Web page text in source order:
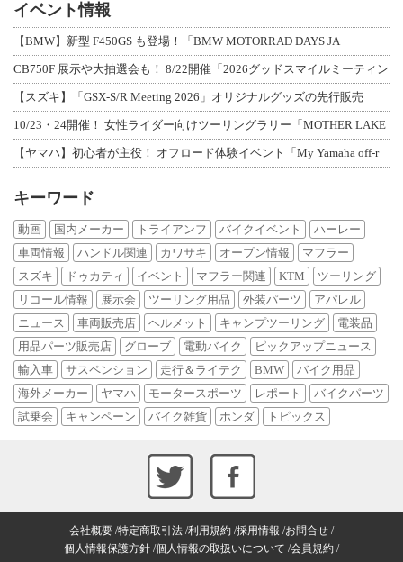
イベント情報
【BMW】新型 F450GS も登場！「BMW MOTORRAD DAYS JA
CB750F 展示や大抽選会も！ 8/22開催「2026グッドスマイルミーティン
【スズキ】「GSX-S/R Meeting 2026」オリジナルグッズの先行販売
10/23・24開催！ 女性ライダー向けツーリングラリー「MOTHER LAKE
【ヤマハ】初心者が主役！ オフロード体験イベント「My Yamaha off-r
キーワード
動画 国内メーカー トライアンフ バイクイベント
ハーレー
車両情報
ハンドル関連 カワサキ オープン情報
マフラー
スズキ
ドゥカティ イベント マフラー関連 KTM
ツーリング
リコール情報
展示会 ツーリング用品 外装パーツ
アパレル
ニュース
車両販売店 ヘルメット キャンプツーリング
電装品
用品パーツ販売店
グローブ 電動バイク
ピックアップニュース
輸入車
サスペンション 走行＆ライテク BMW
バイク用品
海外メーカー
ヤマハ モータースポーツ レポート
バイクパーツ
試乗会
キャンペーン バイク雑貨 ホンダ トピックス
会社概要 特定商取引法 利用規約 採用情報 お問合せ
個人情報保護方針 個人情報の取扱いについて 会員規約